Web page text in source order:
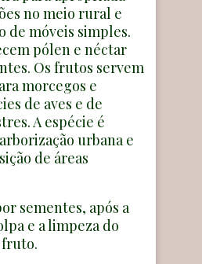
no meio rural e
de móveis simples.
pólen e néctar
Os frutos servem
morcegos e
de aves e de
A espécie é
urbana e
de áreas
sementes, após a
e a limpeza do